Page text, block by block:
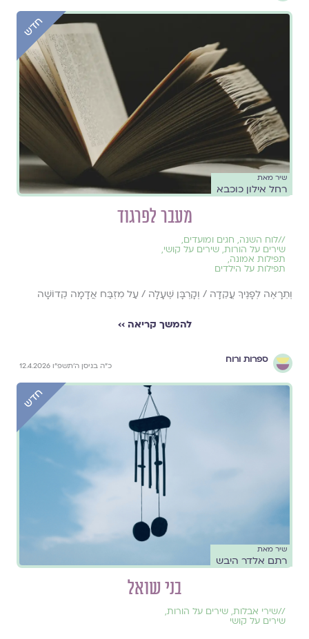
שיר מאת
רחל אילון כוכבא
מעבר לפרגוד
//לוח השנה, חגים ומועדים,
שירים על הורות, שירים על קושי,
תפילות אמונה,
תפילות על הילדים
וְתֵרָאֶה לְפָנֶיךָ עֲקֵדָה / וְקָרְבָּן שֶׁעָלָה / עַל מִזְבַּח אֲדָמָה קְדוֹשָׁה
להמשך קריאה ››
ספרות ורוח
כ״ה בניסן ה׳תשפ״ו 12.4.2026
שיר מאת
רתם אלדר היבש
בני שואל
//שירי אבלות, שירים על הורות,
שירים על קושי